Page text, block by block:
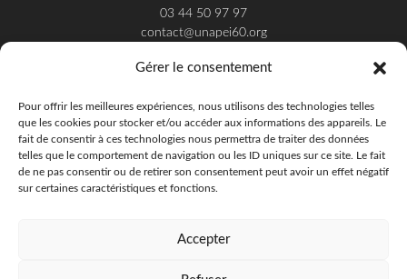
Gérer le consentement
Pour offrir les meilleures expériences, nous utilisons des technologies telles
que les cookies pour stocker et/ou accéder aux informations des appareils. Le
fait de consentir à ces technologies nous permettra de traiter des données
telles que le comportement de navigation ou les ID uniques sur ce site. Le fait
de ne pas consentir ou de retirer son consentement peut avoir un effet négatif
sur certaines caractéristiques et fonctions.
Accepter
03 44 50 97 97
contact@unapei60.org